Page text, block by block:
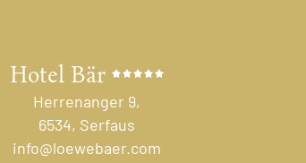
Hotel Bär
Herrenanger 9,
6534, Serfaus
info@loewebaer.com